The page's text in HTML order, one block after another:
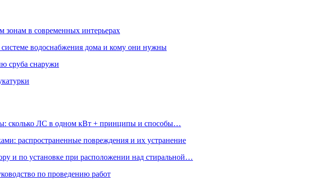
зонам в современных интерьерах
водоснабжения дома и кому они нужны
сруба снаружи
сколько ЛС в одном кВт + принципы и способы…
распространенные повреждения и их устранение
и по установке при расположении над стиральной…
по проведению работ